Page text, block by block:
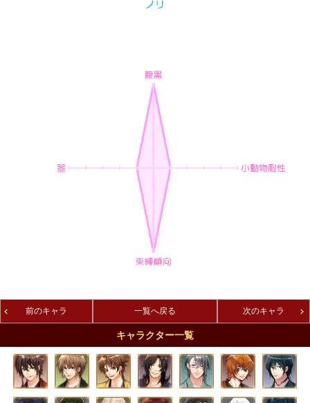
前のキャラ 一覧へ戻る 次のキャラ
キャラクター一覧